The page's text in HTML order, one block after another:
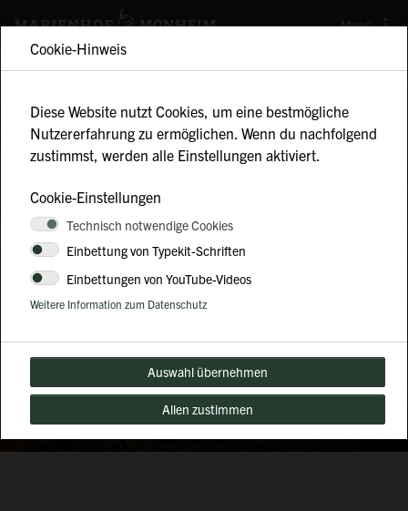
Cookie-Hinweis
Diese Website nutzt Cookies, um eine bestmögliche
Nutzererfahrung zu ermöglichen. Wenn du nachfolgend
zustimmst, werden alle Einstellungen aktiviert.
Cookie-Einstellungen
Technisch notwendige Cookies
Einbettung von Typekit-Schriften
Einbettungen von YouTube-Videos
Weitere Information zum Datenschutz
Auswahl übernehmen
Allen zustimmen
Menü
TEAMBUILDING
Stärkt eure Zusammenarbeit bei dieser
einzigartigen Erfahrung auf dem Bauernhof!